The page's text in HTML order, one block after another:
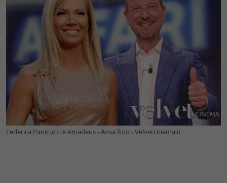
Federica Panicucci e Amadeus - Ansa foto - Velvetcinema.it